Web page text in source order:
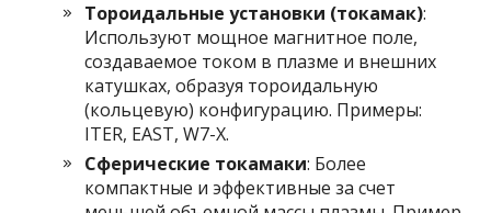
Тороидальные установки (токамак):
Используют мощное магнитное поле,
создаваемое током в плазме и внешних
катушках, образуя тороидальную
(кольцевую) конфигурацию. Примеры:
ITER, EAST, W7-X.
Сферические токамаки: Более
компактные и эффективные за счет